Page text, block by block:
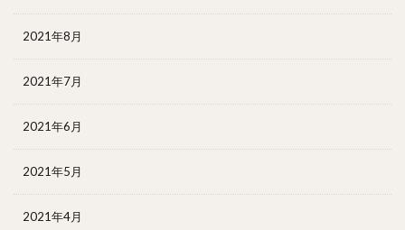
2021年8月
2021年7月
2021年6月
2021年5月
2021年4月